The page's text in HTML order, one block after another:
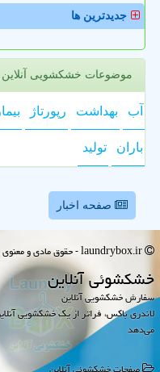
جدیدترین ها
موضوعات خشکشویی آنلاین
آب بهداشت رپورتاژ
باران تولید
صفحه اخبار
خشكشوئی آنلاین
سفارش خشکشویی آنلاین
لاندری باکس، فراتر از یک خشکشویی
می‌دهد